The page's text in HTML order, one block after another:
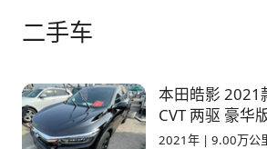
二手车
本田皓影 2021
CVT 两驱 豪华
2021年 | 9.00万公